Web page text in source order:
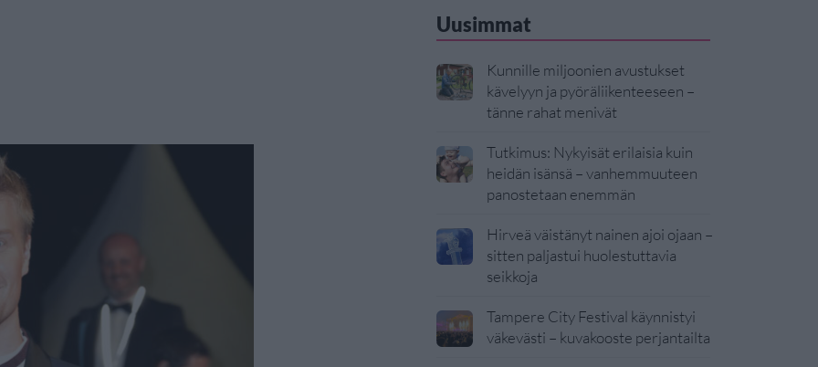
Uusimmat
Kunnille miljoonien avustukset
kävelyyn ja pyöräliikenteeseen –
tänne rahat menivät
Tutkimus: Nykyisät erilaisia kuin
heidän isänsä – vanhemmuuteen
panostetaan enemmän
Hirveä väistänyt nainen ajoi ojaan –
sitten paljastui huolestuttavia
seikkoja
Tampere City Festival käynnistyi
väkevästi – kuvakooste perjantailta